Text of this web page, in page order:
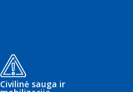
Civilinė sauga ir